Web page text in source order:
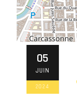
05
JUIN
2024